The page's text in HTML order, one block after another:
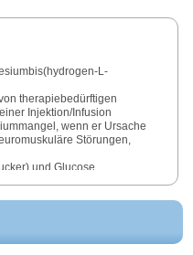
L-
therapiebedürftigen
Injektion/Infusion
wenn er Ursache
Störungen,
und Glucose.